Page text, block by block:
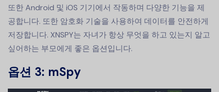
또한 Android 및 iOS 기기에서 작동하며 다양한 기능을 제
공합니다. 또한 암호화 기술을 사용하여 데이터를 안전하게
저장합니다. XNSPY는 자녀가 항상 무엇을 하고 있는지 알고
싶어하는 부모에게 좋은 옵션입니다.
옵션 3: mSpy